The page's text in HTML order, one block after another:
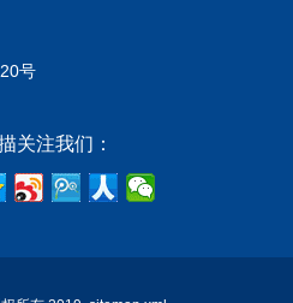
号
关注我们：